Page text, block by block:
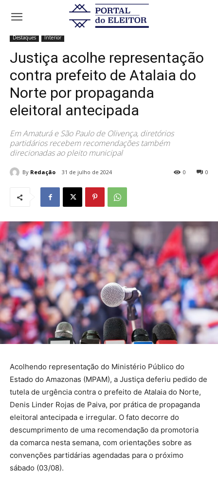
Início
Justiça acolhe representação contra prefeito de
Atalaia do Norte por propaganda eleitoral...
Destaques Interior
Justiça acolhe representação
contra prefeito de Atalaia do
Norte por propaganda
eleitoral antecipada
Em Amaturá e São Paulo de Olivença, diretórios
partidários recebem recomendações também
direcionadas ao pleito municipal
By Redação 31 de julho de 2024 0
0
Acolhendo representação do Ministério Público do
Estado do Amazonas (MPAM), a Justiça deferiu pedido de
tutela de urgência contra o prefeito de Atalaia do Norte,
Denis Linder Rojas de Paiva, por prática de propaganda
eleitoral antecipada e irregular. O fato decorre do
descumprimento de uma recomendação da promotoria
da comarca nesta semana, com orientações sobre as
convenções partidárias agendadas para o próximo
sábado (03/08).